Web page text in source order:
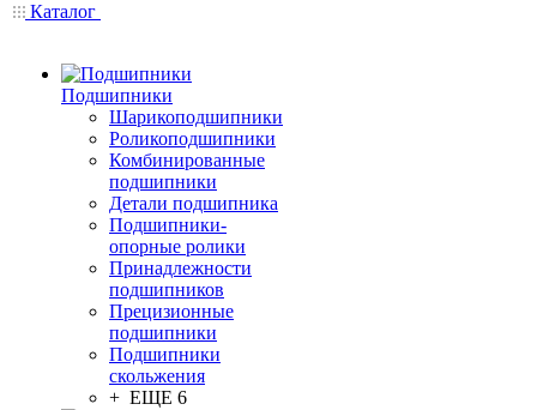
Каталог
Подшипники
Шарикоподшипники
Роликоподшипники
Комбинированные
подшипники
Детали подшипника
Подшипники-
опорные ролики
Принадлежности
подшипников
Прецизионные
подшипники
Подшипники
скольжения
+ ЕЩЕ 6